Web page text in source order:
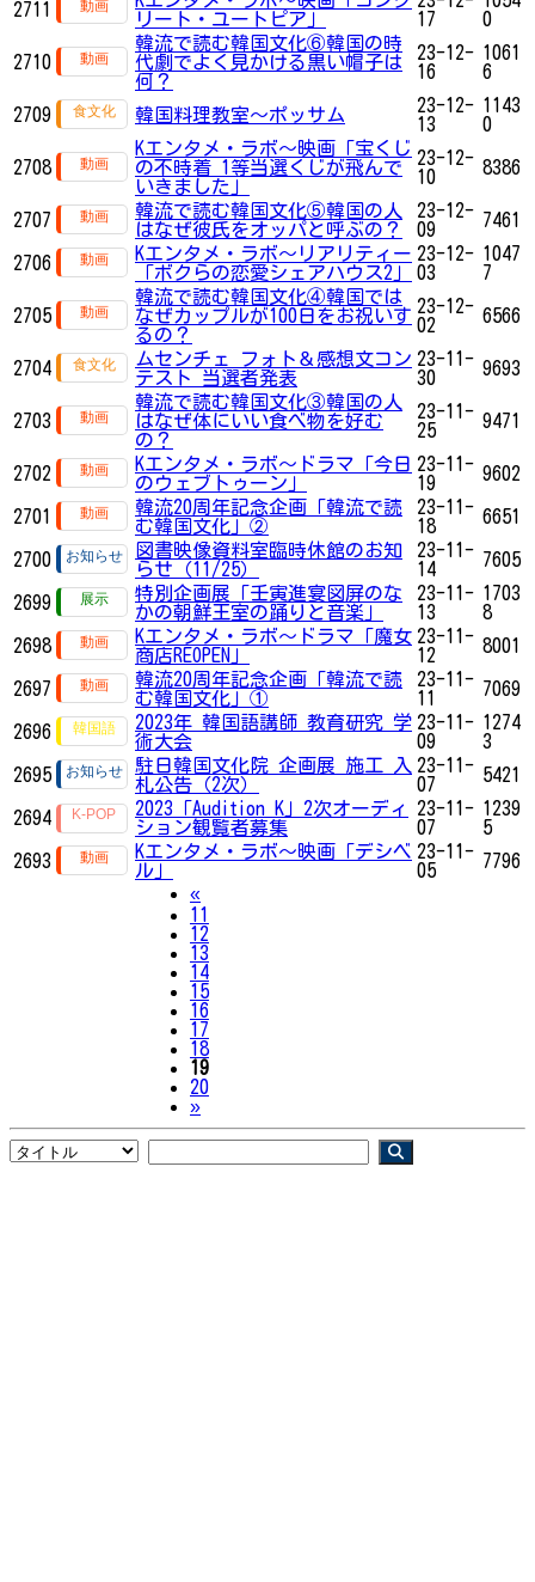
2711
リート・ユートピア」
17
0
2710
韓流で読む韓国文化⑥韓国の時
代劇でよく見かける黒い帽子は
何？
23-12-
16
1061
6
2709 韓国料理教室～ポッサム
23-12-
13
1143
0
2708
Kエンタメ・ラボ～映画「宝くじ
の不時着 1等当選くじが飛んで
いきました」
23-12-
10
8386
2707
韓流で読む韓国文化⑤韓国の人
はなぜ彼氏をオッパと呼ぶの？
23-12-
09
7461
2706
Kエンタメ・ラボ～リアリティー
「ボクらの恋愛シェアハウス2」
23-12-
03
1047
7
2705
韓流で読む韓国文化④韓国では
なぜカップルが100日をお祝いす
るの？
23-12-
02
6566
2704
ムセンチェ フォト＆感想文コン
テスト 当選者発表
23-11-
30
9693
2703
韓流で読む韓国文化③韓国の人
はなぜ体にいい食べ物を好む
の？
23-11-
25
9471
2702
Kエンタメ・ラボ～ドラマ「今日
のウェブトゥーン」
23-11-
19
9602
2701
韓流20周年記念企画「韓流で読
む韓国文化」②
23-11-
18
6651
2700
図書映像資料室臨時休館のお知
らせ（11/25）
23-11-
14
7605
2699
特別企画展「壬寅進宴図屏のな
かの朝鮮王室の踊りと音楽」
23-11-
13
1703
8
2698
Kエンタメ・ラボ～ドラマ「魔女
商店REOPEN」
23-11-
12
8001
2697
韓流20周年記念企画「韓流で読
む韓国文化」①
23-11-
11
7069
2696
2023年 韓国語講師 教育研究 学
術大会
23-11-
09
1274
3
2695
駐日韓国文化院 企画展 施工 入
札公告（2次）
23-11-
07
5421
2694
2023「Audition K」2次オーディ
ション観覧者募集
23-11-
07
1239
5
2693
Kエンタメ・ラボ～映画「デシベ
ル」
23-11-
05
7796
«Previous
11
12
13
14
15
16
17
18
19
20
»Next